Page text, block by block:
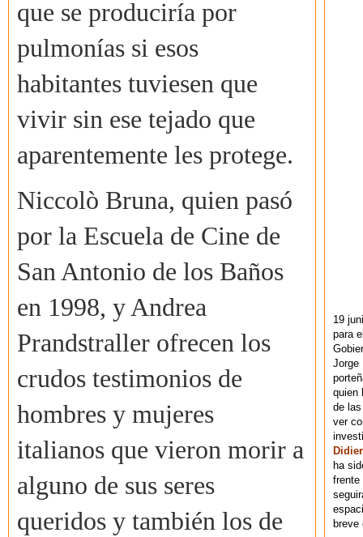
que se produciría por
pulmonías si esos
habitantes tuviesen que
vivir sin ese tejado que
aparentemente les protege.
Niccolò Bruna, quien pasó
por la Escuela de Cine de
San Antonio de los Baños
en 1998, y Andrea
Prandstraller ofrecen los
crudos testimonios de
hombres y mujeres
italianos que vieron morir a
alguno de sus seres
queridos y también los de
19
para
Jorge
quien
de
ver
Didier
ha
frente
breve